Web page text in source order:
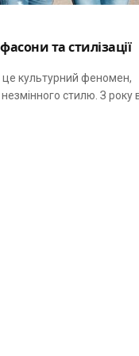
та стилізації
культурний феномен,
стилю. З року